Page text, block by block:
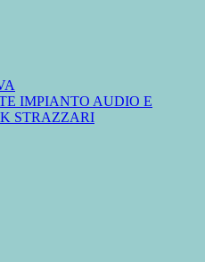
IMPIANTO AUDIO E
STRAZZARI